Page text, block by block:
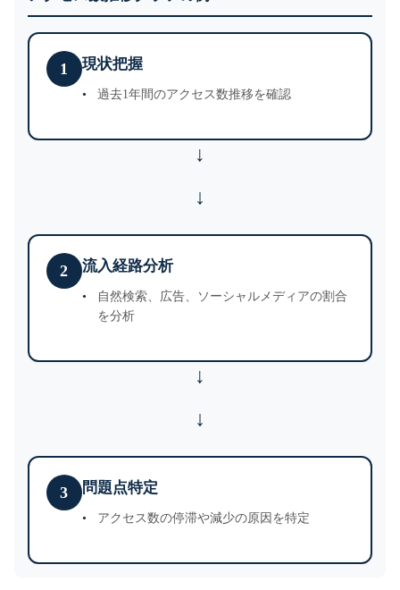
1 現状把握
過去1年間のアクセス数推移を確認
↓
2 流入経路分析
自然検索、広告、ソーシャルメディアの割合
を分析
↓
3 問題点特定
アクセス数の停滞や減少の原因を特定